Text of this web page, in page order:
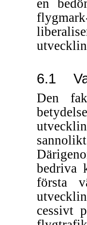
en
6.1
Den
bedriva
första
cessivt